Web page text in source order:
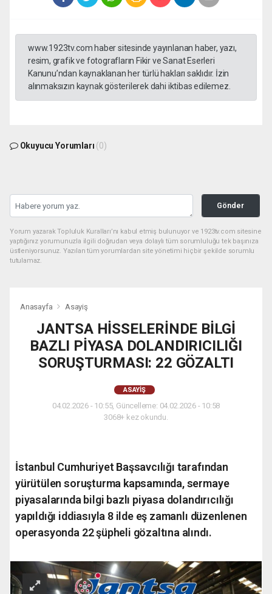
www.1923tv.com haber sitesinde yayınlanan haber, yazı,
resim, grafik ve fotografların Fikir ve Sanat Eserleri
Kanunu’ndan kaynaklanan her türlü hakları saklıdır. İzin
alınmaksızın kaynak gösterilerek dahi iktibas edilemez.
Okuyucu Yorumları (0)
Gönder
Yorum yazarak Topluluk Kuralları’nı kabul etmiş bulunuyor ve 1923tv.com sitesine
yaptığınız yorumunuzla ilgili doğrudan veya dolaylı tüm sorumluluğu tek başınıza
üstleniyorsunuz. Yazılan tüm yorumlardan site yönetimi hiçbir şekilde sorumlu
tutulamaz.
Anasayfa Asayiş
JANTSA HİSSELERİNDE BİLGİ
BAZLI PİYASA DOLANDIRICILIĞI
SORUŞTURMASI: 22 GÖZALTI
ASAYIŞ
04.02.2026 - 10:55, Güncelleme: 04.02.2026 - 10:58
3068+ kez okundu.
İstanbul Cumhuriyet Başsavcılığı tarafından
yürütülen soruşturma kapsamında, sermaye
piyasalarında bilgi bazlı piyasa dolandırıcılığı
yapıldığı iddiasıyla 8 ilde eş zamanlı düzenlenen
operasyonda 22 şüpheli gözaltına alındı.